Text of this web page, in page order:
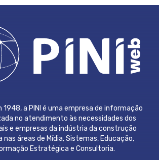
1948, a PINI é uma empresa de informação
no atendimento às necessidades dos
e empresas da indústria da construção
nas áreas de Mídia, Sistemas, Educação,
Estratégica e Consultoria.